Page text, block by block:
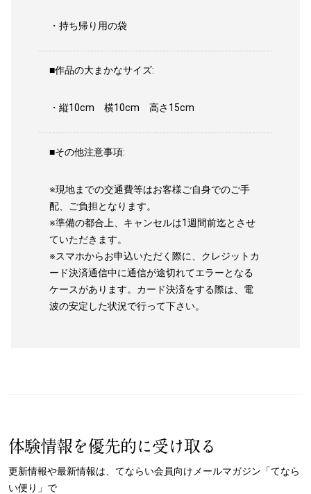
・持ち帰り用の袋
■作品の大まかなサイズ:
・縦10cm 横10cm 高さ15cm
■その他注意事項:
※現地までの交通費等はお客様ご自身でのご手
配、ご負担となります。
※準備の都合上、キャンセルは1週間前迄とさせ
ていただきます。
※スマホからお申込いただく際に、クレジットカ
ード決済通信中に通信が途切れてエラーとなる
ケースがあります。カード決済をする際は、電
波の安定した状況で行って下さい。
体験情報を優先的に受け取る
更新情報や最新情報は、てならい会員向けメールマガジン「てなら
い便り」で